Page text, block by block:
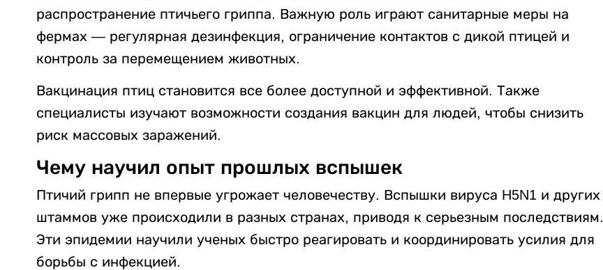
распространение птичьего гриппа. Важную роль играют санитарные меры на
фермах — регулярная дезинфекция, ограничение контактов с дикой птицей и
контроль за перемещением животных.
Вакцинация птиц становится все более доступной и эффективной. Также
специалисты изучают возможности создания вакцин для людей, чтобы снизить
риск массовых заражений.
Чему научил опыт прошлых вспышек
Птичий грипп не впервые угрожает человечеству. Вспышки вируса H5N1 и других
штаммов уже происходили в разных странах, приводя к серьезным последствиям.
Эти эпидемии научили ученых быстро реагировать и координировать усилия для
борьбы с инфекцией.